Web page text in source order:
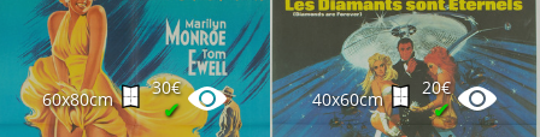
60x80cm
30€
✔ 40x60cm
20€
✔